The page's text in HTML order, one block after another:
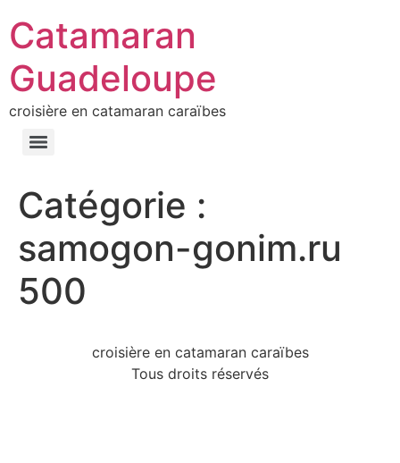
Catamaran
Guadeloupe
croisière en catamaran caraïbes
Catégorie :
samogon-gonim.ru
500
croisière en catamaran caraïbes
Tous droits réservés